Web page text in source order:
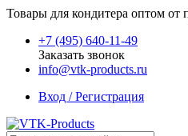
Товары для кондитера оптом от
+7 (495) 640-11-49
Заказать звонок
info@vtk-products.ru
Вход / Регистрация